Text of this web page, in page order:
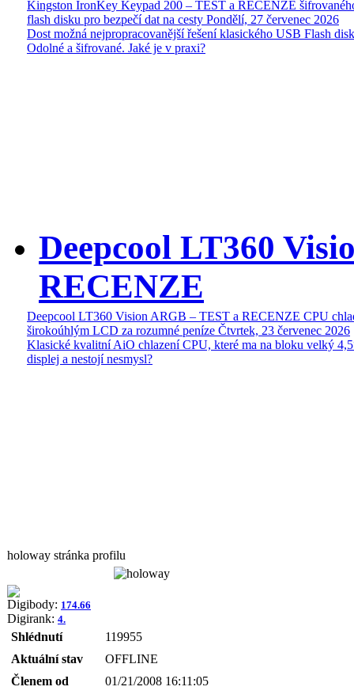
Kingston IronKey Keypad 200 – TEST a RECENZE
flash disku pro bezpečí dat na cesty Pondělí, 27 červenec 2026
Dost možná nejpropracovanější řešení klasického USB Flash
Odolné a šifrované. Jaké je v praxi?
Deepcool LT360
RECENZE
Deepcool LT360 Vision ARGB – TEST a RECENZE CPU
širokoúhlým LCD za rozumné peníze Čtvrtek, 23 červenec 2026
Klasické kvalitní AiO chlazení CPU, které ma na bloku velký
displej a nestojí nesmysl?
holoway stránka profilu
Digibody: 174.66
Digirank: 4.
Shlédnutí
119955
Aktuální stav
OFFLINE
Členem od
01/21/2008 16:11:05